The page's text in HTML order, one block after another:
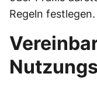
Regeln festlegen.